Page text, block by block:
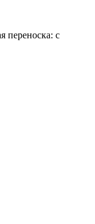
переноска: с